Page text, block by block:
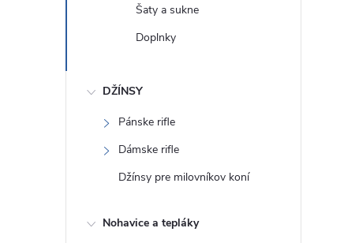
Šaty a sukne
Doplnky
DŽÍNSY
Pánske rifle
Dámske rifle
Džínsy pre milovníkov koní
Nohavice a tepláky